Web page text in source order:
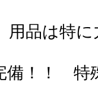
用品は特
備！！ 特